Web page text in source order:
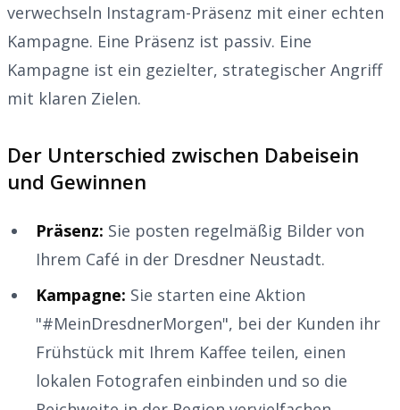
verwechseln Instagram-Präsenz mit einer echten
Kampagne. Eine Präsenz ist passiv. Eine
Kampagne ist ein gezielter, strategischer Angriff
mit klaren Zielen.
Der Unterschied zwischen Dabeisein
und Gewinnen
Präsenz: Sie posten regelmäßig Bilder von
Ihrem Café in der Dresdner Neustadt.
Kampagne: Sie starten eine Aktion
"#MeinDresdnerMorgen", bei der Kunden ihr
Frühstück mit Ihrem Kaffee teilen, einen
lokalen Fotografen einbinden und so die